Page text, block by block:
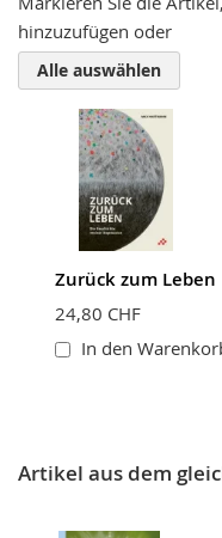
Zusammenfassung
Bewertung
hinzuzufügen oder
Alle auswählen
Zurück zum Leben
24,80 CHF
In den
Artikel aus dem